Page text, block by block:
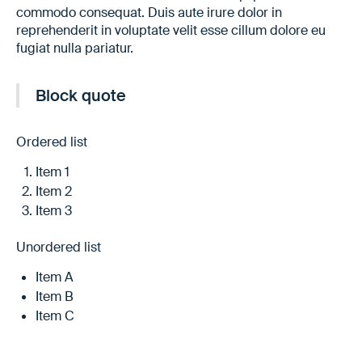
commodo consequat. Duis aute irure dolor in
reprehenderit in voluptate velit esse cillum dolore eu
fugiat nulla pariatur.
Block quote
Ordered list
Item 1
Item 2
Item 3
Unordered list
Item A
Item B
Item C